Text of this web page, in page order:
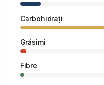
Carbohidrați
Grăsimi
Fibre